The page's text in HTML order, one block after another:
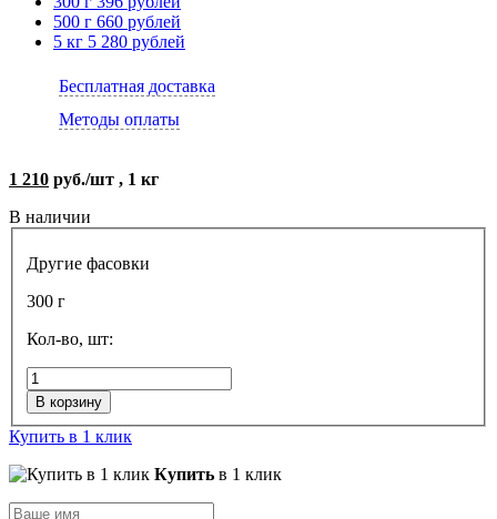
500 г 660 рублей
5 кг 5 280 рублей
Бесплатная доставка
Методы оплаты
1 210 руб./шт , 1 кг
В наличии
Другие фасовки
300 г
Кол-во, шт:
В корзину
Купить в 1 клик
Купить в 1 клик